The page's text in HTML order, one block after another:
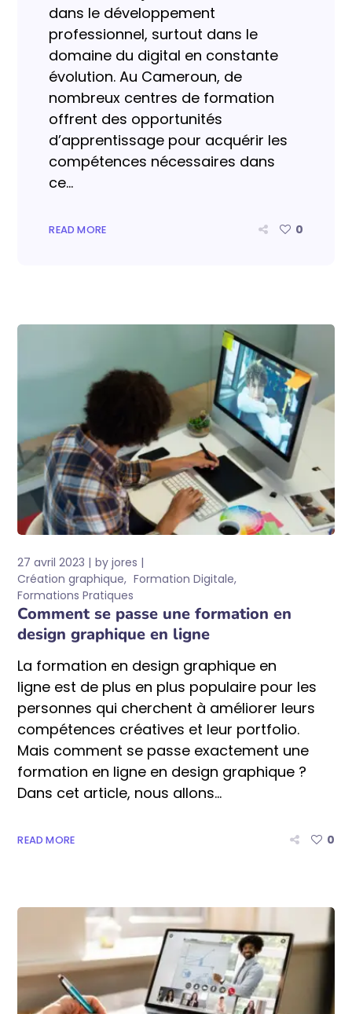
dans le développement
professionnel, surtout dans le
domaine du digital en constante
évolution. Au Cameroun, de
nombreux centres de formation
offrent des opportunités
d’apprentissage pour acquérir les
compétences nécessaires dans
ce...
READ MORE 0
27 avril 2023 byjores
Création graphique Formation Digitale
Formations Pratiques
Comment se passe une formation en
design graphique en ligne
La formation en design graphique en
ligne est de plus en plus populaire pour les
personnes qui cherchent à améliorer leurs
compétences créatives et leur portfolio.
Mais comment se passe exactement une
formation en ligne en design graphique ?
Dans cet article, nous allons...
READ MORE 0